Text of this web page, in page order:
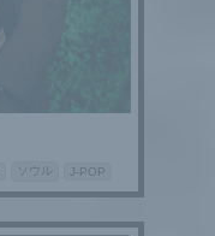
ソウル J-POP